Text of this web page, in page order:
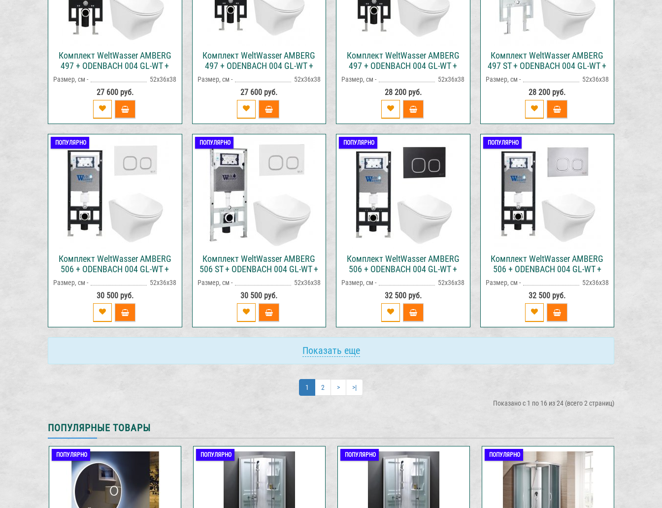
Комплект WeltWasser AMBERG
497 + ODENBACH 004 GL-WT +
AMBERG RD-BL инсталляция с
унитазом и кнопкой смыва
Размер, см - 52х36х38
27 600 руб.
Комплект WeltWasser AMBERG
497 + ODENBACH 004 GL-WT +
AMBERG RD-MT CR инсталляция
с унитазом и кнопкой смыва
Размер, см - 52х36х38
27 600 руб.
Комплект WeltWasser AMBERG
497 + ODENBACH 004 GL-WT +
AMBERG RD-CR инсталляция с
унитазом и кнопкой смыва
Размер, см - 52х36х38
28 200 руб.
Комплект WeltWasser AMBERG
497 ST + ODENBACH 004 GL-WT +
AMBERG RD-CR инсталляция с
унитазом и кнопкой смыва
Размер, см - 52х36х38
28 200 руб.
ПОПУЛЯРНО
Комплект WeltWasser AMBERG
506 + ODENBACH 004 GL-WT +
AMBERG RD-WT инсталляция с
унитазом и кнопкой смыва
Размер, см - 52х36х38
30 500 руб.
ПОПУЛЯРНО
Комплект WeltWasser AMBERG
506 ST + ODENBACH 004 GL-WT +
AMBERG RD-WT инсталляция с
унитазом и кнопкой смыва
Размер, см - 52х36х38
30 500 руб.
ПОПУЛЯРНО
Комплект WeltWasser AMBERG
506 + ODENBACH 004 GL-WT +
AMBERG RD-BL инсталляция с
унитазом и кнопкой смыва
Размер, см - 52х36х38
32 500 руб.
ПОПУЛЯРНО
Комплект WeltWasser AMBERG
506 + ODENBACH 004 GL-WT +
AMBERG RD-MT CR инсталляция
с унитазом и кнопкой смыва
Размер, см - 52х36х38
32 500 руб.
Показать еще
1 2 >
>|
Показано с 1 по 16 из 24 (всего 2 страниц)
ПОПУЛЯРНЫЕ ТОВАРЫ
ПОПУЛЯРНО ПОПУЛЯРНО ПОПУЛЯРНО ПОПУЛЯРНО